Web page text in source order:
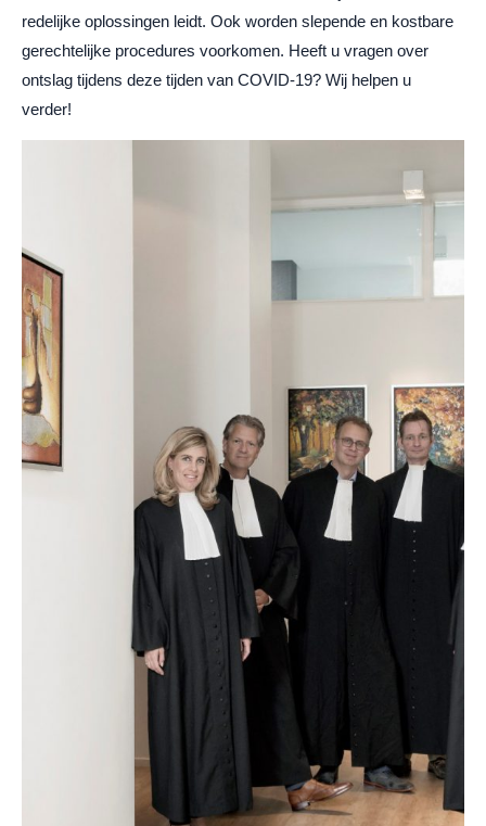
redelijke oplossingen leidt. Ook worden slepende en kostbare
gerechtelijke procedures voorkomen. Heeft u vragen over
ontslag tijdens deze tijden van COVID-19? Wij helpen u
verder!